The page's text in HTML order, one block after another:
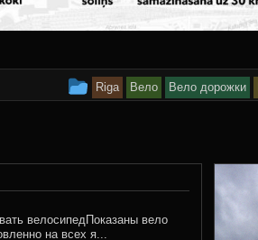
This
Riga Вело Вело дорожки
велосипедПоказаны вело
на всех я...